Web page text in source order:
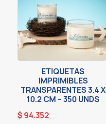
ETIQUETAS
IMPRIMIBLES
TRANSPARENTES 3.4 X
10.2 CM – 350 UNDS
$ 94.352